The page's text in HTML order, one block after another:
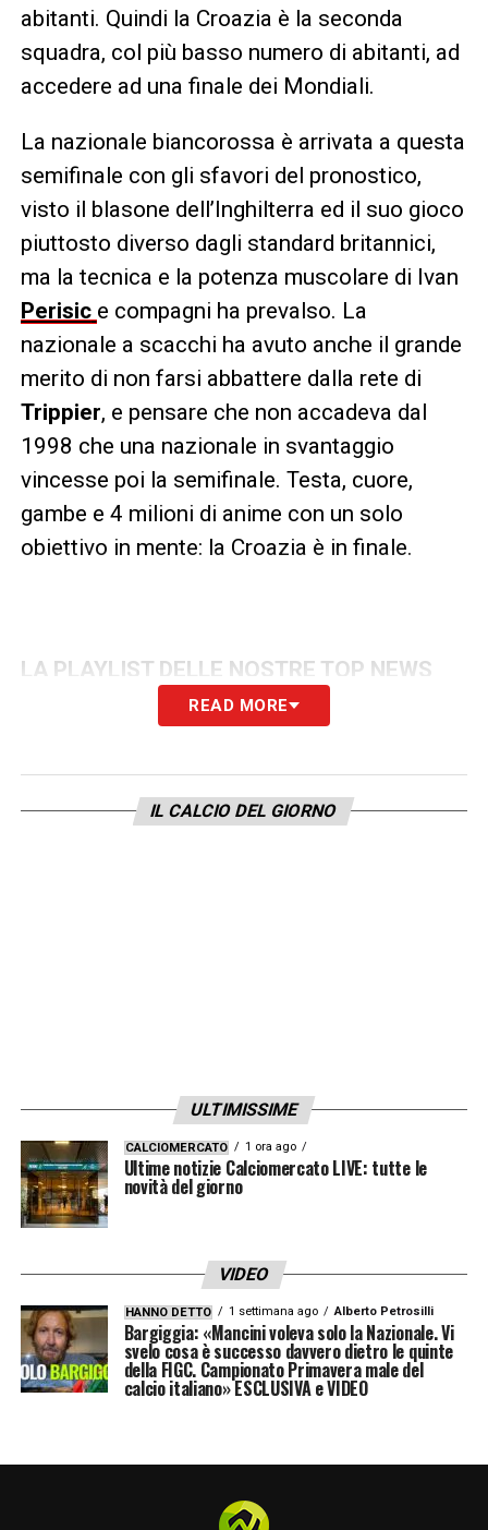
abitanti. Quindi la Croazia è la seconda
squadra, col più basso numero di abitanti, ad
accedere ad una finale dei Mondiali.
La nazionale biancorossa è arrivata a questa
semifinale con gli sfavori del pronostico,
visto il blasone dell’Inghilterra ed il suo gioco
piuttosto diverso dagli standard britannici,
ma la tecnica e la potenza muscolare di Ivan
Perisic e compagni ha prevalso. La
nazionale a scacchi ha avuto anche il grande
merito di non farsi abbattere dalla rete di
Trippier, e pensare che non accadeva dal
1998 che una nazionale in svantaggio
vincesse poi la semifinale. Testa, cuore,
gambe e 4 milioni di anime con un solo
obiettivo in mente: la Croazia è in finale.
LA PLAYLIST DELLE NOSTRE TOP NEWS
READ MORE
IL CALCIO DEL GIORNO
ULTIMISSIME
CALCIOMERCATO 1 ora ago
Ultime notizie Calciomercato LIVE: tutte le
novità del giorno
VIDEO
HANNO DETTO 1 settimana ago Alberto Petrosilli
Bargiggia: «Mancini voleva solo la Nazionale. Vi
svelo cosa è successo davvero dietro le quinte
della FIGC. Campionato Primavera male del
calcio italiano» ESCLUSIVA e VIDEO